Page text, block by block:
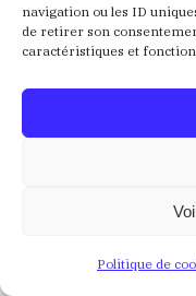
navigation ou les ID
de retirer son
caractéristiques et
Politique de
Mentions